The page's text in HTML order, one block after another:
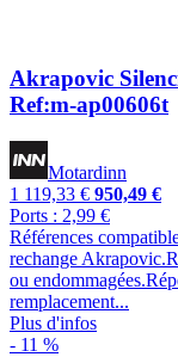
Akrapovic
Ref:m-ap00606t
Motardinn
1 119,33 € 950,49 €
Ports : 2,99 €
Références
rechange
ou
remplacement...
Plus d'infos
- 11 %